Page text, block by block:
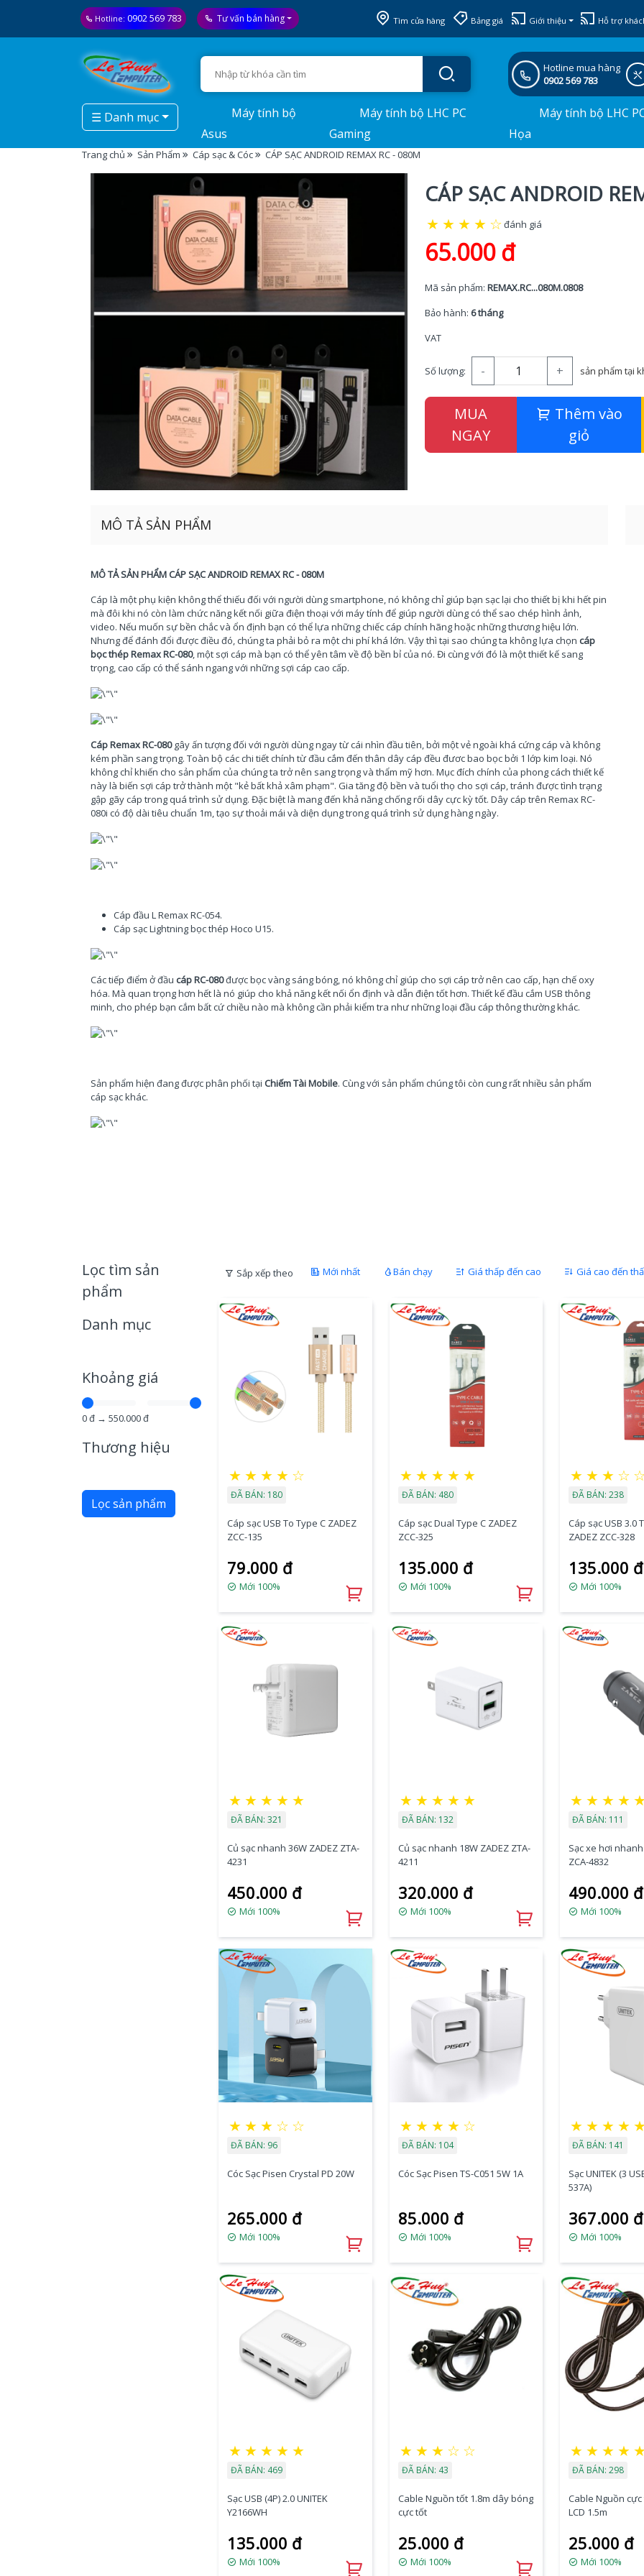
Hotline: 0902 569 783 Tư vấn bán hàng Tìm cửa hàng Bảng giá Giới thiệu Hỗ trợ
Hotline mua hàng
0902 569 783
☰ Danh mục
Máy tính bộ
Asus
Máy tính bộ LHC PC
Gaming
Máy tính bộ LHC
Họa
Trang chủ Sản Phẩm Cáp sạc & Cóc CÁP SẠC ANDROID REMAX RC - 080M
CÁP SẠC ANDROID
★ ★ ★ ★ ☆đánh giá
65.000 đ
Mã sản phẩm: REMAX.RC...080M.0808
Bảo hành: 6 tháng
VAT
Số lượng: - + sản phẩm tại
MUA
NGAY
Thêm vào
giỏ
MÔ TẢ SẢN PHẨM
MÔ TẢ SẢN PHẨM CÁP SẠC ANDROID REMAX RC - 080M
Cáp là một phụ kiện không thể thiếu đối với người dùng smartphone, nó không chỉ giúp bạn sạc lại cho thiết bị khi hết pin
mà đôi khi nó còn làm chức năng kết nối giữa điện thoại với máy tính để giúp người dùng có thể sao chép hình ảnh,
video. Nếu muốn sự bền chắc và ổn định bạn có thể lựa những chiếc cáp chính hãng hoặc những thương hiệu lớn.
Nhưng để đánh đổi được điều đó, chúng ta phải bỏ ra một chi phí khá lớn. Vậy thì tại sao chúng ta không lựa chọn cáp
bọc thép Remax RC-080, một sợi cáp mà bạn có thể yên tâm về độ bền bỉ của nó. Đi cùng với đó là một thiết kế sang
trọng, cao cấp có thể sánh ngang với những sợi cáp cao cấp.
Cáp Remax RC-080gây ấn tượng đối với người dùng ngay từ cái nhìn đầu tiên, bởi một vẻ ngoài khá cứng cáp và không
kém phần sang trọng. Toàn bộ các chi tiết chính từ đầu cắm đến thân dây cáp đều đươc bao bọc bởi 1 lớp kim loại. Nó
không chỉ khiến cho sản phẩm của chúng ta trở nên sang trọng và thẩm mỹ hơn. Mục đích chính của phong cách thiết kế
này là biến sợi cáp trở thành một "kẻ bất khả xâm phạm". Gia tăng độ bền và tuổi thọ cho sợi cáp, tránh được tình trạng
gập gãy cáp trong quá trình sử dụng. Đặc biệt là mang đến khả năng chống rối dây cực kỳ tốt. Dây cáp trên Remax RC-
080i có độ dài tiêu chuẩn 1m, tạo sự thoải mái và diện dụng trong quá trình sử dụng hàng ngày.
Cáp đầu L Remax RC-054.
Cáp sạc Lightning bọc thép Hoco U15.
Các tiếp điểm ở đầu cápRC-080được bọc vàng sáng bóng, nó không chỉ giúp cho sợi cáp trở nên cao cấp, hạn chế oxy
hóa. Mà quan trọng hơn hết là nó giúp cho khả năng kết nối ổn định và dẫn điện tốt hơn. Thiết kế đầu cắm USB thông
minh, cho phép bạn cắm bất cứ chiều nào mà không cần phải kiểm tra như những loại đầu cáp thông thường khác.
Sản phẩm hiện đang được phân phối tại Chiếm Tài Mobile. Cùng với sản phẩm chúng tôi còn cung rất nhiều sản phẩm
cáp sạckhác.
Lọc tìm sản
phẩm
Danh mục
Khoảng giá
0đ → 550.000đ
Thương hiệu
Lọc sản phẩm
Sắp xếp theo Mới nhất Bán chạy Giá thấp đến cao Giá cao đến
★ ★ ★ ★ ☆
ĐÃ BÁN: 180
Cáp sạc USB To Type C ZADEZ
ZCC-135
79.000 đ
Mới 100%
★ ★ ★ ★ ★
ĐÃ BÁN: 480
Cáp sạc Dual Type C ZADEZ
ZCC-325
135.000 đ
Mới 100%
★ ★ ★ ☆
ĐÃ BÁN: 238
Cáp sạc USB 3.0
ZADEZ ZCC-328
135.000 đ
Mới 100%
★ ★ ★ ★ ★
ĐÃ BÁN: 321
Củ sạc nhanh 36W ZADEZ ZTA-
4231
450.000 đ
Mới 100%
★ ★ ★ ★ ★
ĐÃ BÁN: 132
Củ sạc nhanh 18W ZADEZ ZTA-
4211
320.000 đ
Mới 100%
★ ★ ★ ★
ĐÃ BÁN: 111
Sạc xe hơi nhanh
ZCA-4832
490.000 đ
Mới 100%
★ ★ ★ ☆ ☆
ĐÃ BÁN: 96
Cóc Sạc Pisen Crystal PD 20W
265.000 đ
Mới 100%
★ ★ ★ ★ ☆
ĐÃ BÁN: 104
Cóc Sạc Pisen TS-C051 5W 1A
85.000 đ
Mới 100%
★ ★ ★ ★
ĐÃ BÁN: 141
Sạc UNITEK (3 USB)24W (Y-P
537A)
367.000 đ
Mới 100%
★ ★ ★ ★ ★
ĐÃ BÁN: 469
Sạc USB (4P) 2.0 UNITEK
Y2166WH
135.000 đ
Mới 100%
★ ★ ★ ☆ ☆
ĐÃ BÁN: 43
Cable Nguồn tốt 1.8m dây bóng
cực tốt
25.000 đ
Mới 100%
★ ★ ★ ★
ĐÃ BÁN: 298
Cable Nguồn
LCD 1.5m
25.000 đ
Mới 100%